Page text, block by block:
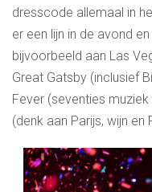
dresscode allemaal in
er een lijn in de avond
bijvoorbeeld aan Las
Great Gatsby (inclusief
Fever (seventies
(denk aan Parijs, wijn en